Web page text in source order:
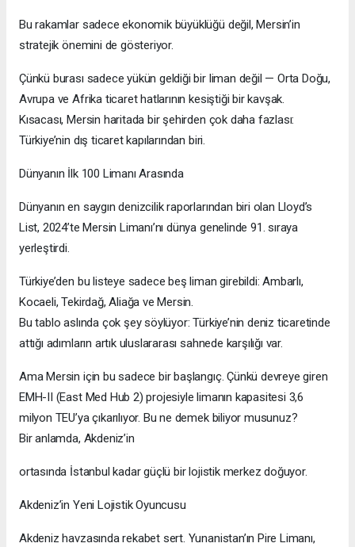
Bu rakamlar sadece ekonomik büyüklüğü değil, Mersin’in
stratejik önemini de gösteriyor.
Çünkü burası sadece yükün geldiği bir liman değil — Orta Doğu,
Avrupa ve Afrika ticaret hatlarının kesiştiği bir kavşak.
Kısacası, Mersin haritada bir şehirden çok daha fazlası:
Türkiye’nin dış ticaret kapılarından biri.
Dünyanın İlk 100 Limanı Arasında
Dünyanın en saygın denizcilik raporlarından biri olan Lloyd’s
List, 2024’te Mersin Limanı’nı dünya genelinde 91. sıraya
yerleştirdi.
Türkiye’den bu listeye sadece beş liman girebildi: Ambarlı,
Kocaeli, Tekirdağ, Aliağa ve Mersin.
Bu tablo aslında çok şey söylüyor: Türkiye’nin deniz ticaretinde
attığı adımların artık uluslararası sahnede karşılığı var.
Ama Mersin için bu sadece bir başlangıç. Çünkü devreye giren
EMH-II (East Med Hub 2) projesiyle limanın kapasitesi 3,6
milyon TEU’ya çıkarılıyor. Bu ne demek biliyor musunuz?
Bir anlamda, Akdeniz’in
ortasında İstanbul kadar güçlü bir lojistik merkez doğuyor.
Akdeniz’in Yeni Lojistik Oyuncusu
Akdeniz havzasında rekabet sert. Yunanistan’ın Pire Limanı,